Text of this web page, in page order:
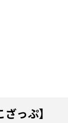
っぷ】